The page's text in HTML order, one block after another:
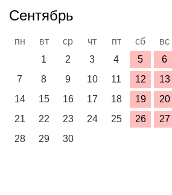
Сентябрь
пн вт ср чт пт сб
вс
1
2 3 4 5
6
7
8 9 10 11 12
13
14
15 16 17 18 19
20
21
22 23 24 25 26
27
28
29 30